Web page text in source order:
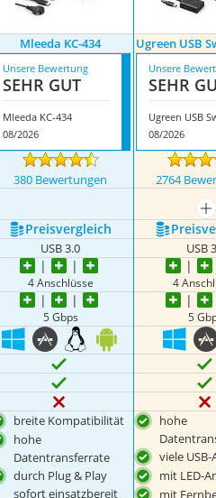
Mleeda KC-434 Ugreen USB
Unsere Bewertung
SEHR GUT
Mleeda KC-434
08/2026
Unsere
SEHR
08/2026
380 Bewertungen 2764
Preis­vergleich
USB 3.0 USB
4 Anschlüsse 4
5 Gbps 5
breite Kompatibilität
hohe
Datentransferrate
durch Plug & Play
sofort einsatzbereit
hohe
viele
mit LED-
mit